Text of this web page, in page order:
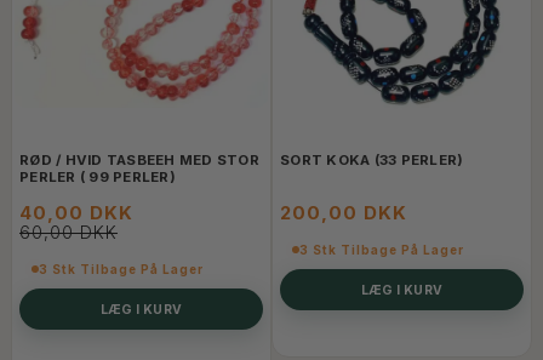
RØD / HVID TASBEEH MED STOR
PERLER ( 99 PERLER)
40,00 DKK
60,00 DKK
3 Stk Tilbage På Lager
LÆG I KURV
SORT KOKA (33 PERLER)
200,00 DKK
3 Stk Tilbage På Lager
LÆG I KURV